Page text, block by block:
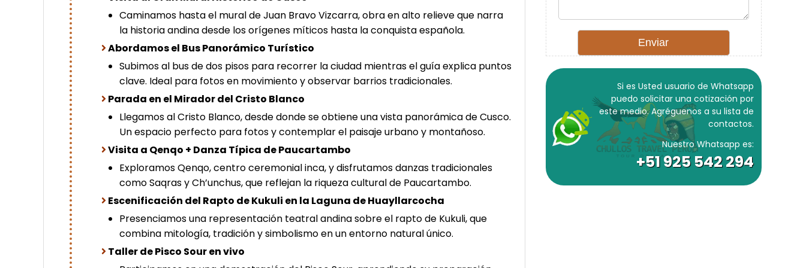
Caminamos hasta el mural de Juan Bravo Vizcarra, obra en alto relieve que narra
la historia andina desde los orígenes míticos hasta la conquista española.
Abordamos el Bus Panorámico Turístico
Subimos al bus de dos pisos para recorrer la ciudad mientras el guía explica puntos
clave. Ideal para fotos en movimiento y observar barrios tradicionales.
Parada en el Mirador del Cristo Blanco
Llegamos al Cristo Blanco, desde donde se obtiene una vista panorámica de Cusco.
Un espacio perfecto para fotos y contemplar el paisaje urbano y montañoso.
Visita a Qenqo + Danza Típica de Paucartambo
Exploramos Qenqo, centro ceremonial inca, y disfrutamos danzas tradicionales
como Saqras y Ch’unchus, que reflejan la riqueza cultural de Paucartambo.
Escenificación del Rapto de Kukuli en la Laguna de Huayllarcocha
Presenciamos una representación teatral andina sobre el rapto de Kukuli, que
combina mitología, tradición y simbolismo en un entorno natural único.
Taller de Pisco Sour en vivo
Si es Usted usuario de Whatsapp
puedo solicitar una cotización por
este medio. Agréguenos a su lista de
contactos.
Nuestro Whatsapp es:
+51 925 542 294